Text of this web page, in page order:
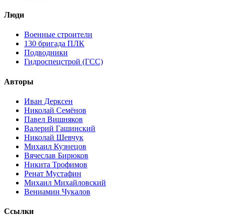
Люди
Военные строители
130 бригада ПЛК
Подводники
Гидроспецстрой (ГСС)
Авторы
Иван Дерксен
Николай Семёнов
Павел Вишняков
Валерий Гашинский
Николай Шевчук
Михаил Кузнецов
Вячеслав Бирюков
Никита Трофимов
Ренат Мустафин
Михаил Михайловский
Вениамин Чукалов
Ссылки